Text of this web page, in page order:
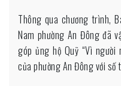
Thông qua chương trình,
Nam phường An Đông đã
góp ủng hộ Quỹ “Vì người
của phường An Đông với số